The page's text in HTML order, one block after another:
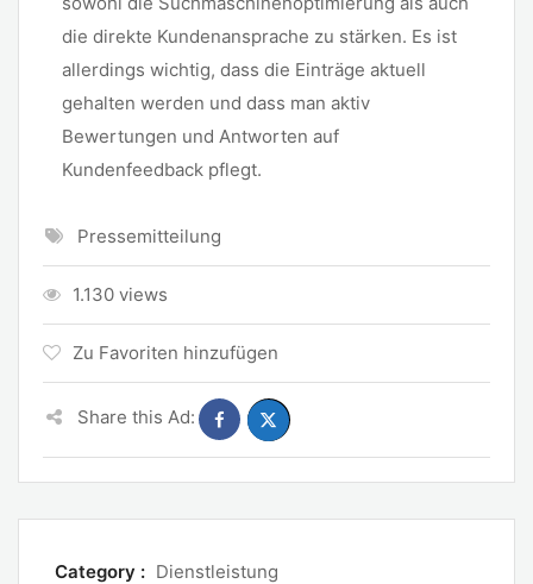
die direkte Kundenansprache zu stärken. Es ist
allerdings wichtig, dass die Einträge aktuell
gehalten werden und dass man aktiv
Bewertungen und Antworten auf
Kundenfeedback pflegt.
Pressemitteilung
1.130 views
Zu Favoriten hinzufügen
Share this Ad:
Category : Dienstleistung